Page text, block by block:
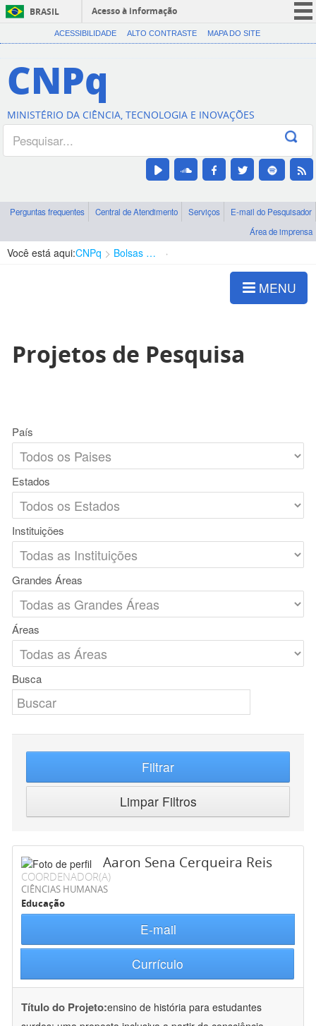
BRASIL
Acesso à informação
CORONAVÍRUS (COVID-19)
Canais
ACESSIBILIDADE ALTO CONTRASTE MAPA DO SITE
CNPq
MINISTÉRIO DA CIÊNCIA, TECNOLOGIA E INOVAÇÕES
Perguntas frequentes Central de Atendimento Serviços
E-mail do Pesquisador
Área de imprensa
Você está aqui:CNPq Bolsas e Auxílios Vigentes
MENU
Projetos de Pesquisa
País
Estados
Instituições
Grandes Áreas
Áreas
Busca
Filtrar
Limpar Filtros
Aaron Sena Cerqueira Reis
COORDENADOR(A)
CIÊNCIAS HUMANAS
Educação
E-mail
Currículo
Título do Projeto:ensino de história para estudantes